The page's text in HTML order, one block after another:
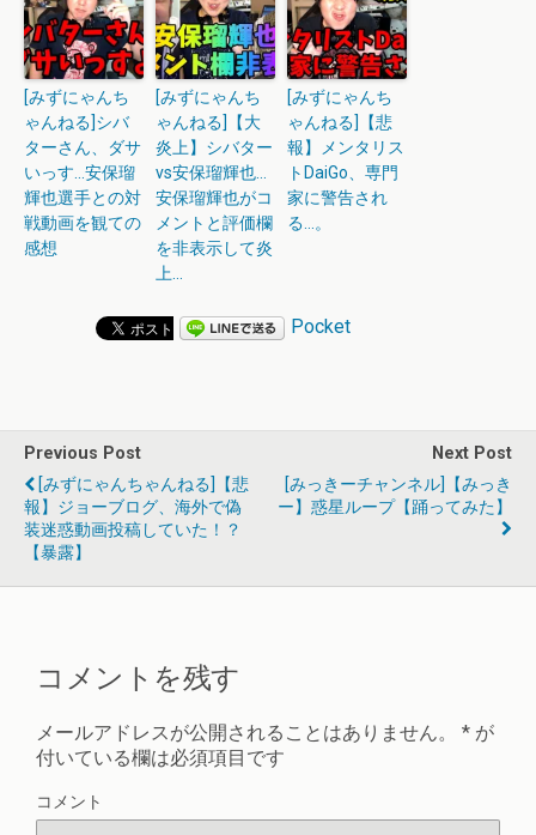
[みずにゃんち
ゃんねる]シバ
ターさん、ダサ
いっす…安保瑠
輝也選手との対
戦動画を観ての
感想
[みずにゃんち
ゃんねる]【大
炎上】シバター
vs安保瑠輝也…
安保瑠輝也がコ
メントと評価欄
を非表示して炎
上…
[みずにゃんち
ゃんねる]【悲
報】メンタリス
トDaiGo、専門
家に警告され
る…。
Pocket
Previous Post
[みずにゃんちゃんねる]【悲
報】ジョーブログ、海外で偽
装迷惑動画投稿していた！？
【暴露】
Next Post
[みっきーチャンネル]【みっき
ー】惑星ループ【踊ってみた】
コメントを残す
メールアドレスが公開されることはありません。 * が
付いている欄は必須項目です
コメント